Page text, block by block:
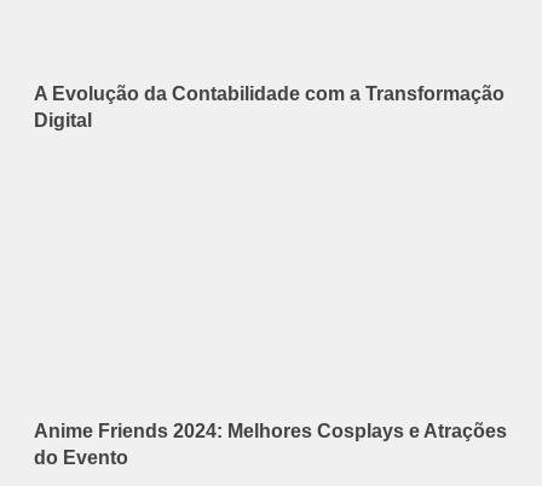
A Evolução da Contabilidade com a Transformação
Digital
Anime Friends 2024: Melhores Cosplays e Atrações
do Evento